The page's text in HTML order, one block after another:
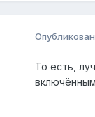
То есть,